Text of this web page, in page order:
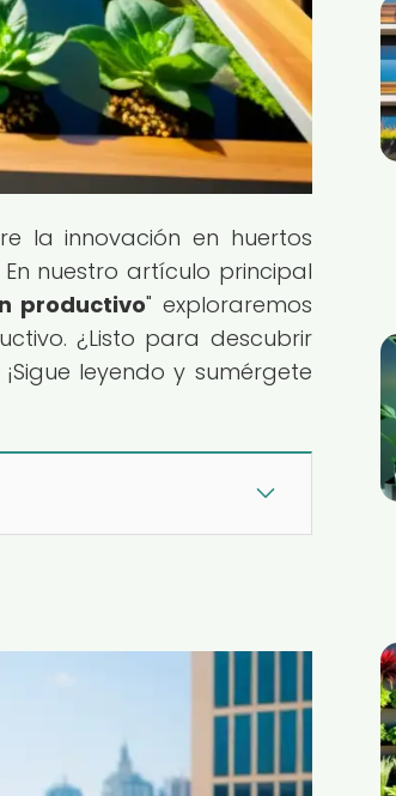
la innovación en huertos
nuestro artículo principal
productivo" exploraremos
¿Listo para descubrir
leyendo y sumérgete